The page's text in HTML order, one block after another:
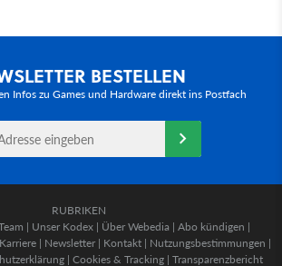
BESTELLEN
Infos zu Games und Hardware direkt ins Postfach
RUBRIKEN
| Unser Kodex | Über Webedia | Abo kündigen |
Karriere | Newsletter | Kontakt | Nutzungsbestimmungen |
| Cookies & Tracking | Transparenzbericht